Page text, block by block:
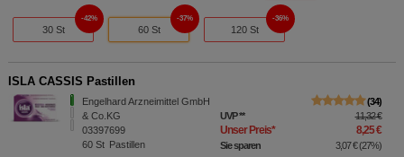
30 St
42%
60 St
37%
120 St
36%
ISLA CASSIS Pastillen
Engelhard Arzneimittel GmbH
& Co.KG
03397699
60 St Pastillen
34
UVP** 11,32 €
Unser Preis* 8,25 €
Sie sparen 3,07 €(27%)